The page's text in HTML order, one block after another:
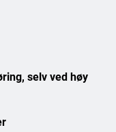
selv ved høy